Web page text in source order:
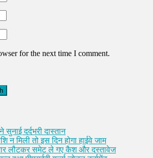
for the next time I comment.
दर्दभरी दास्तान
न मिली तो इस दिन होगा हाईवे जाम
लौटकर समेट ले गए कैश और दस्तावेज